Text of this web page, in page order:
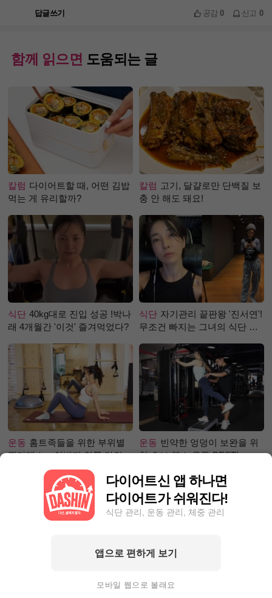
답글쓰기 공감0 신고 0
함께 읽으면 도움되는 글
칼럼 다이어트할 때, 어떤 김밥
먹는 게 유리할까?
칼럼 고기, 달걀로만 단백질 보
충 안 해도 돼요!
식단 40kg대로 진입 성공 !박나
래 4개월간 '이것' 즐겨먹었다?
식단 자기관리 끝판왕 '진서연'!
무조건 빠지는 그녀의 식단 정
운동 홈트족들을 위한 부위별
필라테스 – 허벅지 안쪽 라인
운동 빈약한 엉덩이 보완을 위
한 초보 헬스 운동 BEST!
성공팁! 눈바디 대신 0바디로!
안 난다면? 9Kg 감량한 그녀처
다이어트신 앱 하나면
다이어트가 쉬워진다!
식단 관리, 운동 관리, 체중 관리
앱으로 편하게 보기
모바일 웹으로 볼래요